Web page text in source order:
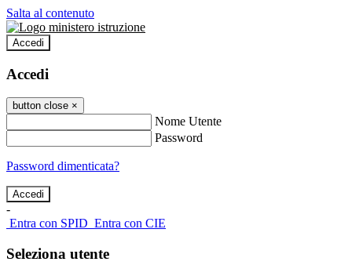
Salta al contenuto
Accedi
Accedi
button close ×
Nome Utente
Password
Password dimenticata?
-
Entra con SPID Entra con CIE
Seleziona utente